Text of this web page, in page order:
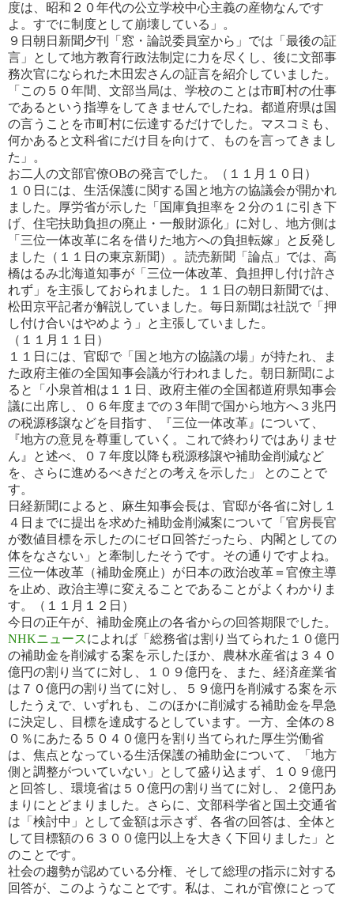
度は、昭和２０年代の公立学校中心主義の産物なんです
よ。すでに制度として崩壊している」。
９日朝日新聞夕刊「窓・論説委員室から」では「最後の証
言」として地方教育行政法制定に力を尽くし、後に文部事
務次官になられた木田宏さんの証言を紹介していました。
「この５０年間、文部当局は、学校のことは市町村の仕事
であると いう指導をしてきませんでしたね。都道府県は国
の言うことを市町村に伝達するだけでした。マスコミも、
何かあると文科省にだけ目を向けて、ものを言ってきまし
た」。
お二人の文部官僚OBの発言でした。（１１月１０日）
１０日には、生活保護に関する国と地方の協議会が開かれ
ました。厚労省が示した「国庫負担率を２分の１に引き下
げ、住宅扶助負担の廃止・一般財源化」に対し、地方側は
「三位一体改革に名を借りた地方への負担転嫁」と反発し
ま した（１１日の東京新聞）。読売新聞「論点」では、高
橋はるみ北海道知事が「三位一体改革、負担押し付け許さ
れず」
を主張しておられました。１１日の朝日新聞では、
松田京平記者が解説していました。毎日新聞は社説で「押
し付け合いはやめよう」と主張していました。
（１１月１１日）
１１日には、官邸で「国と地方の協議の場」が持たれ、ま
た政府主催の全国知事会議が行われました。朝日新聞によ
る と「小泉首相は１１日、政府主催の全国都道府県知事会
議に出席し、０６年度までの３年間で国から地方へ３兆円
の税源移譲などを目指す、『三位一体改革』について、
『地方の意見を尊重していく。これで終わりではありませ
ん』と述べ、
０７年度以降も税源移譲や補助金削減など
を、さらに進めるべきだとの考えを示した」 とのことで
す。
日経新聞によると、麻生知事会長は、官邸が各省に対し１
４日までに提出を求めた補助金削減案について「官房長官
が数値目標を示したのにゼロ回答だったら、内閣としての
体をなさない」と牽制したそうです。その通りですよね。
三位一体改革（補助金廃止）が日本の政治改革＝官僚主導
を止め、政治主導に変えることであることがよくわかりま
す。（１
１月１２日）
今日の正午が、補助金廃止の各省からの回答期限でした。
NHKニュースによれば「総務省は割り当てられた１０億円
の補助金を削減する案を示したほか、農林水産省は３４０
億円の割り当てに対し、１０９億円を、また、経済産業省
は７０億円の割り当てに対し、５９億円を削減する案を示
したうえ で、いずれも、このほかに削減する補助金を早急
に決定し、目標を達成するとしています。一方、全体の８
０％にあた る５０４０億円を割り当てられた厚生労働省
は、焦点となっている生活保護の補助金について、「地方
側と調整がついていない」として盛り込まず、１０９億円
と回答し、環境省は５０億円の割り当てに対し、２億円あ
まりにとどまりました。さ らに、文部科学省と国土交通省
は「検討中」として金額は示さず、各省の回答は、全体と
して目標額の６３００億円以上 を大きく下回りました」と
のことです。
社会の趨勢が認めている分権、そして総理の指示に対する
回答が、このようなことです。私は、これが官僚にとって